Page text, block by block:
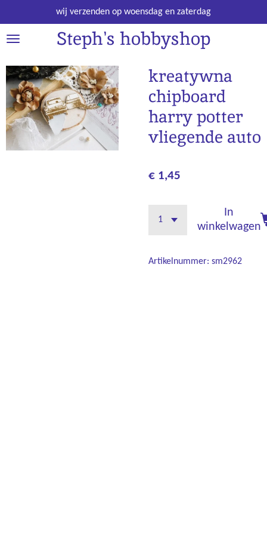
direct
naar
hoofdinhoud
Steph's hobbyshop
wij verzenden op woensdag en zaterdag
kreatywna
chipboard
harry potter
vliegende auto
€ 1,45
In
winkelwagen
Artikelnummer: sm2962